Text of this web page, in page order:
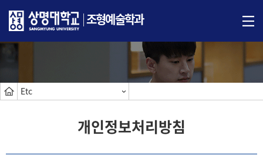
조형예술학과
Etc
개인정보처리방침